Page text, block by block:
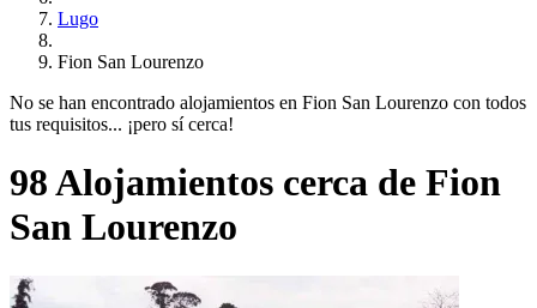
Lugo
Fion San Lourenzo
No se han encontrado alojamientos en Fion San Lourenzo con todos
tus requisitos... ¡pero sí cerca!
98 Alojamientos cerca de Fion
San Lourenzo